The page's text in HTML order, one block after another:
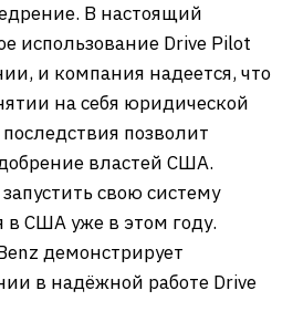
В настоящий
использование Drive Pilot
и компания надеется, что
на себя юридической
позволит
властей США.
свою систему
в США уже в этом году.
демонстрирует
в надёжной работе Drive